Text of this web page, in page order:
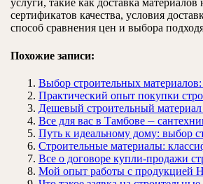
услуги, такие как доставка
сертификатов качества, условия
способ сравнения цен и выбора
Похожие записи:
Выбор строительных
Практический опыт покупки
Дешевый строительный
Все для вас в Тамбове ⏤
Путь к идеальному дому: выбор
Строительные материалы:
Все о договоре купли-продажи
Мой опыт работы с продукцией